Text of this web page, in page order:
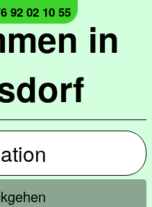
in
92 02 10 55